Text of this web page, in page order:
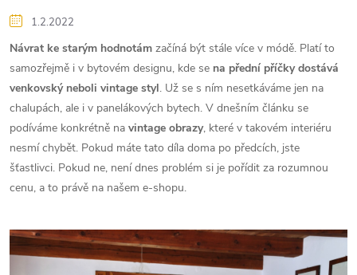
1.2.2022
Návrat ke starým hodnotám začíná být stále více v módě. Platí to
samozřejmě i v bytovém designu, kde se na přední příčky dostává
venkovský neboli vintage styl. Už se s ním nesetkáváme jen na
chalupách, ale i v panelákových bytech. V dnešním článku se
podíváme konkrétně na vintage obrazy, které v takovém interiéru
nesmí chybět. Pokud máte tato díla doma po předcích, jste
šťastlivci. Pokud ne, není dnes problém si je pořídit za rozumnou
cenu, a to právě na našem e-shopu.